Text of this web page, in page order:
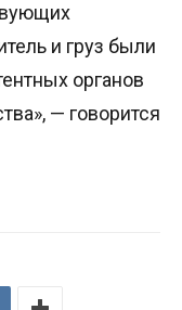
и груз были
органов
— говорится